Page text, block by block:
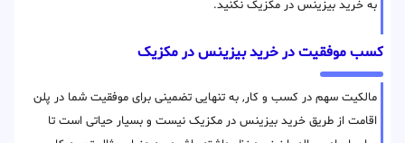
به خرید بیزینس در مکزیک نکنید.
کسب موفقیت در خرید بیزینس در مکزیک
مالکیت سهم در کسب و کار, به تنهایی تضمینی برای موفقیت شما در پلن
اقامت از طریق خرید بیزینس در مکزیک نیست و بسیار حیاتی است تا